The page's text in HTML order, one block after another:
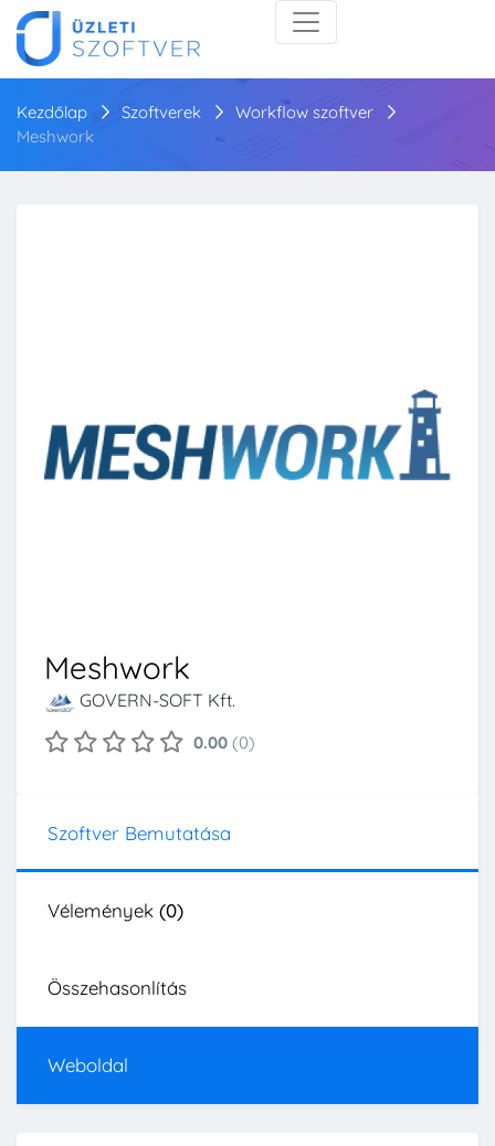
Kezdőlap Szoftverek
Workflow szoftver
Meshwork
Meshwork
GOVERN-SOFT Kft.
0.00 (0)
Szoftver Bemutatása
Vélemények (0)
Összehasonlítás
Weboldal